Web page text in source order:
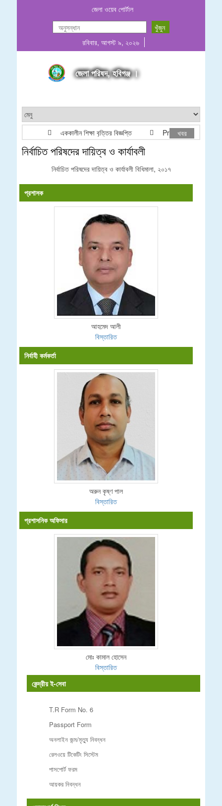
জেলা ওয়েব পোর্টাল
রবিবার, আগস্ট ৯, ২০২৬
জেলা পরিষদ, হবিগঞ্জ ।
এককালীন শিক্ষা বৃত্তির বিজ্ঞপ্তি Project list ADP &
খবর
নির্বাচিত পরিষদের দায়িত্ব ও কার্যাবলী
নির্বাচিত পরিষদের দায়িত্ব ও কার্যাবলী বিধিমালা, ২০১৭
প্রশাসক
আহমেদ আলী
বিস্তারিত
নির্বাহী কর্মকর্তা
অরুন কৃষ্ণ পাল
বিস্তারিত
প্রশাসনিক অফিসার
মোঃ কামাল হোসেন
বিস্তারিত
কেন্দ্রীয় ই-সেবা
T.R Form No. 6
Passport Form
অনলাইন জন্ম/মৃত্যু নিবন্ধন
রেলওয়ে টিকেটিং সিস্টেম
পাসপোর্ট ফরম
আয়কর নিবন্ধন